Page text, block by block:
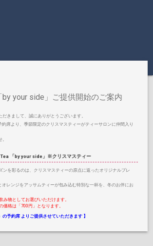
your side」ご提供開始のご案内
だきまして、誠にありがとうございます。
席より、季節限定のクリスマスティーがティーサロンに仲間入り
「by your side」※クリスマスティー
ンを彩るのは、クリスマスティーの原点に返ったオリジナルブレ
オレンジをアッサムティーが包み込む特別な一杯を、冬のお伴にお
み物としてお選びいただけます。
価格は「700円」となります。
の予約席 よりご提供させていただきます 】